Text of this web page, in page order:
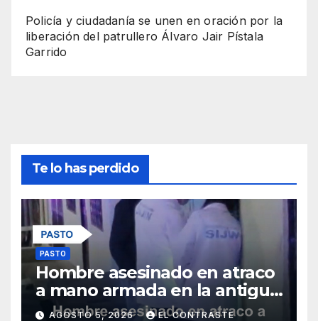
Policía y ciudadanía se unen en oración por la
liberación del patrullero Álvaro Jair Pístala
Garrido
Te lo has perdido
PASTO
Hombre asesinado en atraco
a mano armada en la antigua
salida al norte de Pasto
AGOSTO 5, 2026 EL CONTRASTE